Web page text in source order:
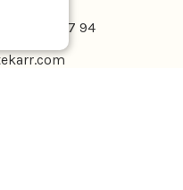
511 77 94